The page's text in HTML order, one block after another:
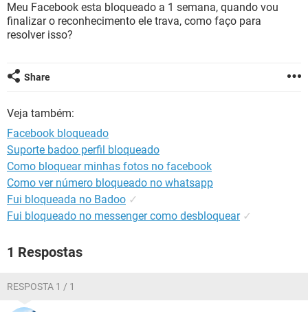
INSTAGRAM GMAIL
GUIA DE COMPRAS
OUTLOOK EXCEL
GUIA DE COMPRAS
Meu Facebook esta bloqueado a 1 semana, quando vou
finalizar o reconhecimento ele trava, como faço para
resolver isso?
Share
Veja também:
Facebook bloqueado
Suporte badoo perfil bloqueado
Como bloquear minhas fotos no facebook
Como ver número bloqueado no whatsapp
Fui bloqueada no Badoo ✓
Fui bloqueado no messenger como desbloquear ✓
1 Respostas
RESPOSTA 1 / 1